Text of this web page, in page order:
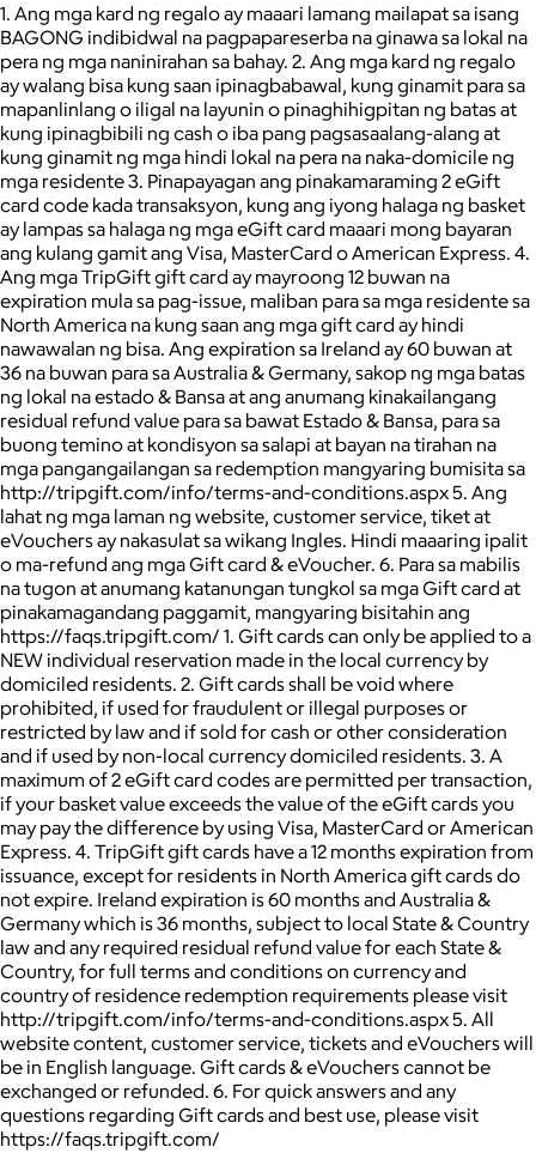
1. Ang mga kard ng regalo ay maaari lamang mailapat sa isang
BAGONG indibidwal na pagpapareserba na ginawa sa lokal na
pera ng mga naninirahan sa bahay. 2. Ang mga kard ng regalo
ay walang bisa kung saan ipinagbabawal, kung ginamit para sa
mapanlinlang o iligal na layunin o pinaghihigpitan ng batas at
kung ipinagbibili ng cash o iba pang pagsasaalang-alang at
kung ginamit ng mga hindi lokal na pera na naka-domicile ng
mga residente 3. Pinapayagan ang pinakamaraming 2 eGift
card code kada transaksyon, kung ang iyong halaga ng basket
ay lampas sa halaga ng mga eGift card maaari mong bayaran
ang kulang gamit ang Visa, MasterCard o American Express. 4.
Ang mga TripGift gift card ay mayroong 12 buwan na
expiration mula sa pag-issue, maliban para sa mga residente sa
North America na kung saan ang mga gift card ay hindi
nawawalan ng bisa. Ang expiration sa Ireland ay 60 buwan at
36 na buwan para sa Australia & Germany, sakop ng mga batas
ng lokal na estado & Bansa at ang anumang kinakailangang
residual refund value para sa bawat Estado & Bansa, para sa
buong temino at kondisyon sa salapi at bayan na tirahan na
mga pangangailangan sa redemption mangyaring bumisita sa
http://tripgift.com/info/terms-and-conditions.aspx 5. Ang
lahat ng mga laman ng website, customer service, tiket at
eVouchers ay nakasulat sa wikang Ingles. Hindi maaaring ipalit
o ma-refund ang mga Gift card & eVoucher. 6. Para sa mabilis
na tugon at anumang katanungan tungkol sa mga Gift card at
pinakamagandang paggamit, mangyaring bisitahin ang
https://faqs.tripgift.com/ 1. Gift cards can only be applied to a
NEW individual reservation made in the local currency by
domiciled residents. 2. Gift cards shall be void where
prohibited, if used for fraudulent or illegal purposes or
restricted by law and if sold for cash or other consideration
and if used by non-local currency domiciled residents. 3. A
maximum of 2 eGift card codes are permitted per transaction,
if your basket value exceeds the value of the eGift cards you
may pay the difference by using Visa, MasterCard or American
Express. 4. TripGift gift cards have a 12 months expiration from
issuance, except for residents in North America gift cards do
not expire. Ireland expiration is 60 months and Australia &
Germany which is 36 months, subject to local State & Country
law and any required residual refund value for each State &
Country, for full terms and conditions on currency and
country of residence redemption requirements please visit
http://tripgift.com/info/terms-and-conditions.aspx 5. All
website content, customer service, tickets and eVouchers will
be in English language. Gift cards & eVouchers cannot be
exchanged or refunded. 6. For quick answers and any
questions regarding Gift cards and best use, please visit
https://faqs.tripgift.com/